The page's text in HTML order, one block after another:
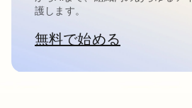
護します。
無料で始める新しいタブで開く